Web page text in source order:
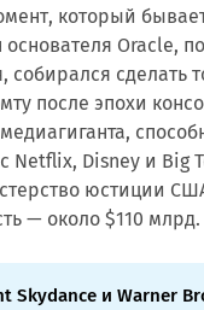
который
Oracle,
собирался сделать
после эпохи
Netflix, Disney и Big
юстиции
— около $110 млрд.
Skydance и Warner